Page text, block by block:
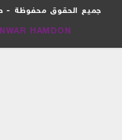
جميع الحقوق محفوظة - صدى
ANWAR HAMDON
|